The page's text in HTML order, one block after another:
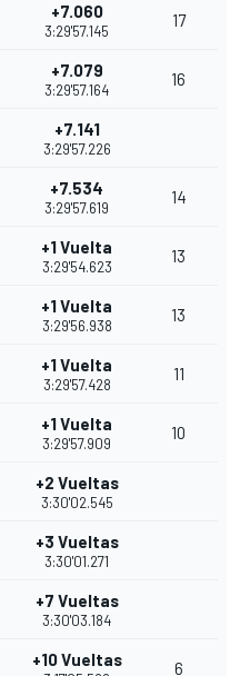
+7.060
3:29'57.145
17
+7.079
3:29'57.164
16
+7.141
3:29'57.226
+7.534
3:29'57.619
14
+1 Vuelta
3:29'54.623
13
+1 Vuelta
3:29'56.938
13
+1 Vuelta
3:29'57.428
11
+1 Vuelta
3:29'57.909
10
+2 Vueltas
3:30'02.545
+3 Vueltas
3:30'01.271
+7 Vueltas
3:30'03.184
+10 Vueltas 6